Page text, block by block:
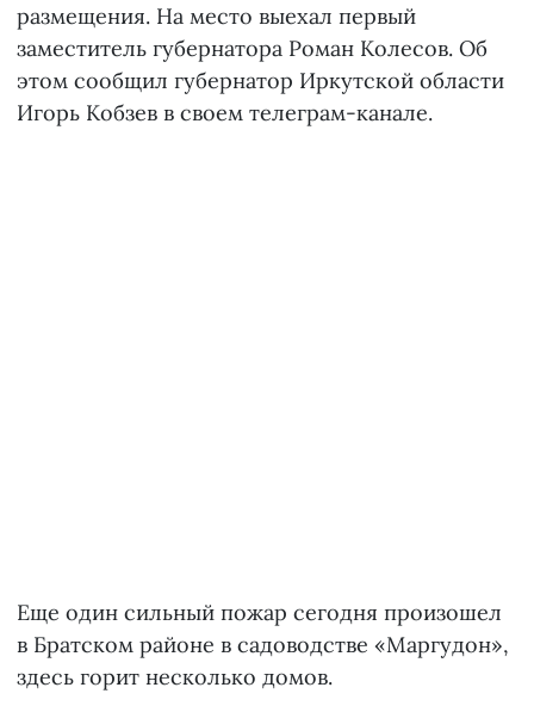
размещения. На место выехал первый
заместитель губернатора Роман Колесов. Об
этом сообщил губернатор Иркутской области
Игорь Кобзев в своем телеграм-канале.
Еще один сильный пожар сегодня произошел
в Братском районе в садоводстве «Маргудон»,
здесь горит несколько домов.